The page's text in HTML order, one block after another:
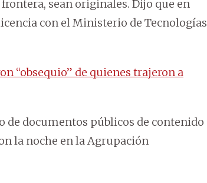
sean originales. Dijo que en
con el Ministerio de Tecnologías
“obsequio” de quienes trajeron a
de documentos públicos de contenido
la noche en la Agrupación